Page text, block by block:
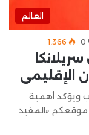
العالم
0 1٬366
الإقليمى
ويؤكد أهمية
موقعكم «المفيد